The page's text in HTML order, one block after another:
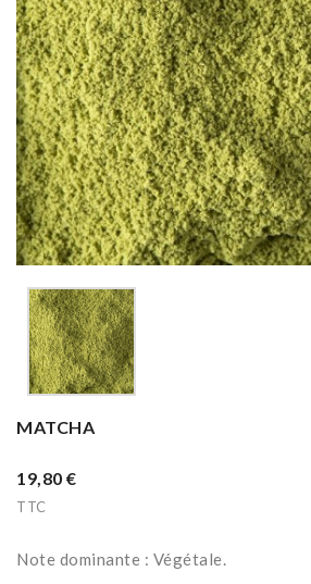
MATCHA
19,80 €
TTC
Note dominante : Végétale.